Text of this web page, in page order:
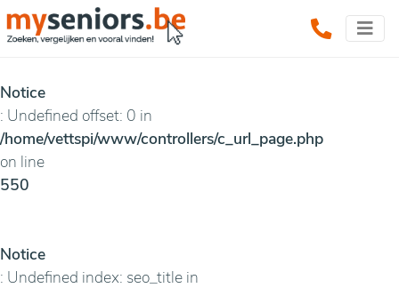
Notice
: Undefined offset: 0 in
/home/vettspi/www/controllers/c_url_page.php
on line
550
Notice
: Undefined index: seo_title in